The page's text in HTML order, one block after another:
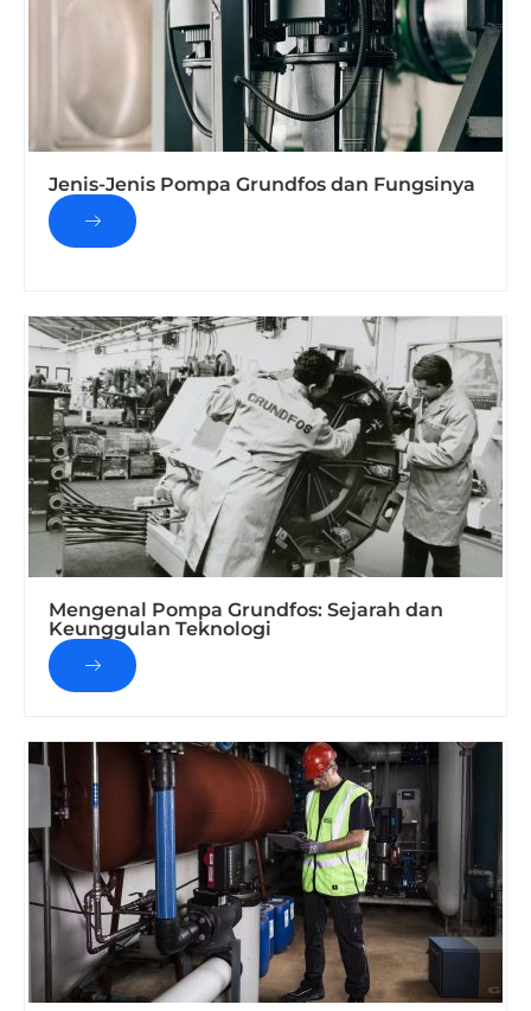
Jenis-Jenis Pompa Grundfos dan Fungsinya
Mengenal Pompa Grundfos: Sejarah dan
Keunggulan Teknologi